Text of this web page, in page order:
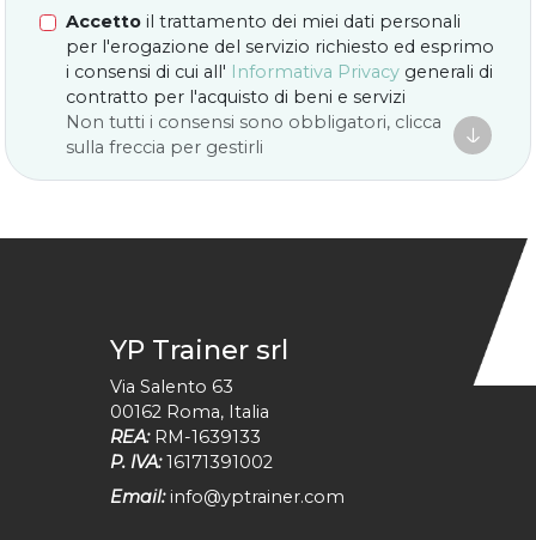
Accetto il trattamento dei miei dati personali
per l'erogazione del servizio richiesto ed esprimo
i consensi di cui all' Informativa Privacy generali di
contratto per l'acquisto di beni e servizi
Non tutti i consensi sono obbligatori, clicca
sulla freccia per gestirli

YP Trainer srl
Via Salento 63
00162 Roma, Italia
REA: RM-1639133
P. IVA: 16171391002
Email: info@yptrainer.com